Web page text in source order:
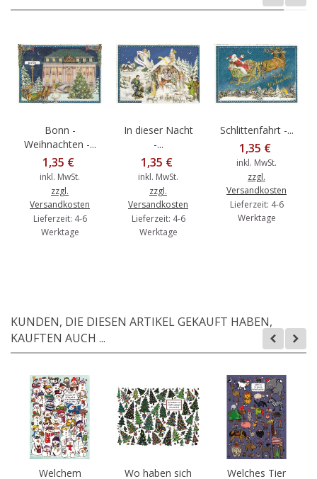
Bonn -
Weihnachten -...
1,35 €
inkl. MwSt.
zzgl.
Versandkosten
Lieferzeit: 4-6
Werktage
In dieser Nacht
-...
1,35 €
inkl. MwSt.
zzgl.
Versandkosten
Lieferzeit: 4-6
Werktage
Schlittenfahrt -...
1,35 €
inkl. MwSt.
zzgl.
Versandkosten
Lieferzeit: 4-6
Werktage
KUNDEN, DIE DIESEN ARTIKEL GEKAUFT HABEN,
KAUFTEN AUCH ...
Welchem
Wo haben sich
Welches Tier